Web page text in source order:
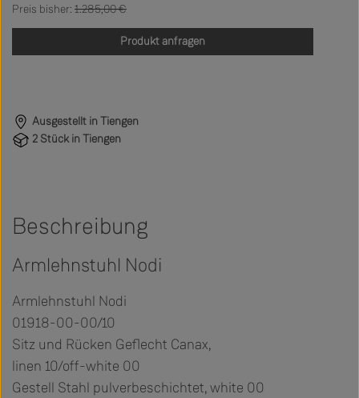
Regulärer Preis:
1.285,00 €
Produkt anfragen
Ausgestellt in Tiengen
2 Stück in Tiengen
Beschreibung
Armlehnstuhl Nodi
Armlehnstuhl Nodi
01918-00-00/10
Sitz und Rücken Geflecht Canax,
linen 10/off-white 00
Gestell Stahl pulverbeschichtet, white 00